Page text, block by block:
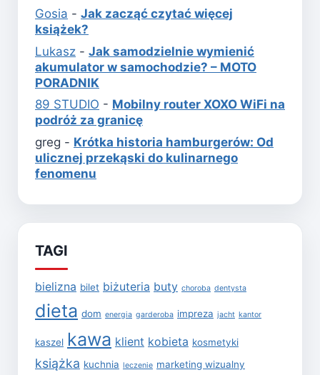
Gosia - Jak zacząć czytać więcej
książek?
Lukasz - Jak samodzielnie wymienić
akumulator w samochodzie? – MOTO
PORADNIK
89 STUDIO - Mobilny router XOXO WiFi na
podróż za granicę
greg - Krótka historia hamburgerów: Od
ulicznej przekąski do kulinarnego
fenomenu
TAGI
bielizna bilet biżuteria buty choroba dentysta
dieta dom energia garderoba impreza jacht kantor
kaszel kawa klient kobieta kosmetyki
książka kuchnia leczenie marketing wizualny